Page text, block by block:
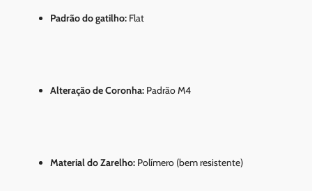
Padrão do gatilho: Flat
Alteração de Coronha: Padrão M4
Material do Zarelho: Polímero (bem resistente)